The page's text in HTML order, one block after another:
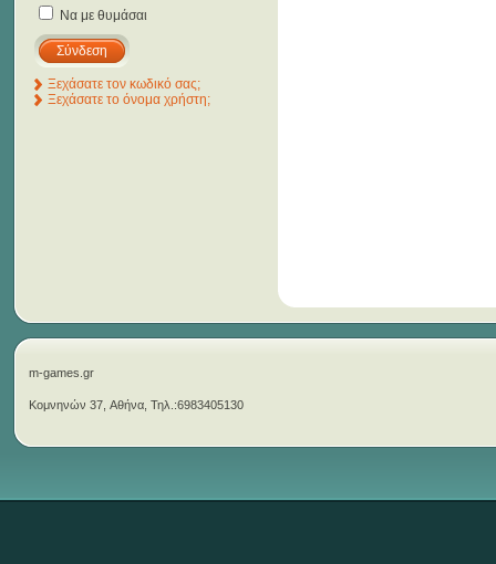
Να με θυμάσαι
Ξεχάσατε τον κωδικό σας;
Ξεχάσατε το όνομα χρήστη;
m-games.gr
Κομνηνών 37, Αθήνα, Τηλ.:6983405130